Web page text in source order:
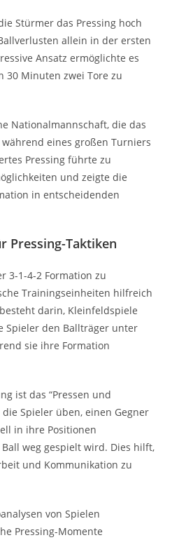
Stürmer das Pressing hoch
allein in der ersten
Ansatz ermöglichte es
30 Minuten zwei Tore zu
Nationalmannschaft, die das
eines großen Turniers
Pressing führte zu
und zeigte die
in entscheidenden
Pressing-Taktiken
3-1-4-2 Formation zu
Trainingseinheiten hilfreich
darin, Kleinfeldspiele
Spieler den Ballträger unter
sie ihre Formation
ist das “Pressen und
Spieler üben, einen Gegner
in ihre Positionen
weg gespielt wird. Dies hilft,
und Kommunikation zu
von Spielen
Pressing-Momente